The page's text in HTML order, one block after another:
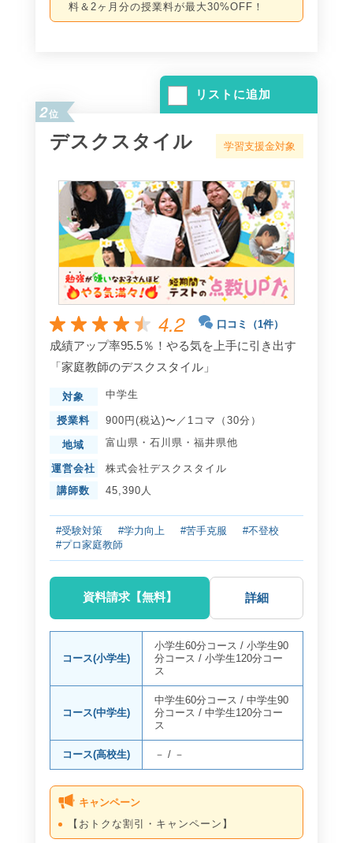
料＆2ヶ月分の授業料が最大30%OFF！
リストに追加
2位
デスクスタイル 学習支援金対象
4.2 口コミ（1件）
成績アップ率95.5％！やる気を上手に引き出す
「家庭教師のデスクスタイル」
対象 中学生
授業料 900円(税込)〜／1コマ（30分）
地域 富山県 ・ 石川県 ・ 福井県他
運営会社
株式会社デスクスタイル
講師数
45,390人
#受験対策 #学力向上 #苦手克服
#不登校
#プロ家庭教師
資料請求【無料】 詳細
コース(小学生)
小学生60分コース /小学生90
分コース /小学生120分コー
ス
コース(中学生)
中学生60分コース /中学生90
分コース /中学生120分コー
ス
コース(高校生) － /－
キャンペーン
【おトクな割引・キャンペーン】